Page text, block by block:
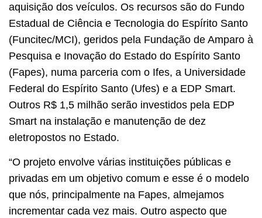
aquisição dos veículos. Os recursos são do Fundo
Estadual de Ciência e Tecnologia do Espírito Santo
(Funcitec/MCI), geridos pela Fundação de Amparo à
Pesquisa e Inovação do Estado do Espírito Santo
(Fapes), numa parceria com o Ifes, a Universidade
Federal do Espírito Santo (Ufes) e a EDP Smart.
Outros R$ 1,5 milhão serão investidos pela EDP
Smart na instalação e manutenção de dez
eletropostos no Estado.
“O projeto envolve várias instituições públicas e
privadas em um objetivo comum e esse é o modelo
que nós, principalmente na Fapes, almejamos
incrementar cada vez mais. Outro aspecto que